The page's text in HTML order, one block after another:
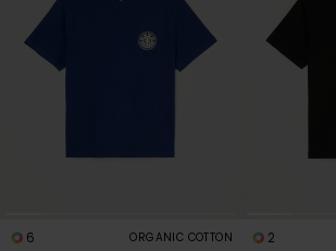
6 ORGANIC COTTON 2